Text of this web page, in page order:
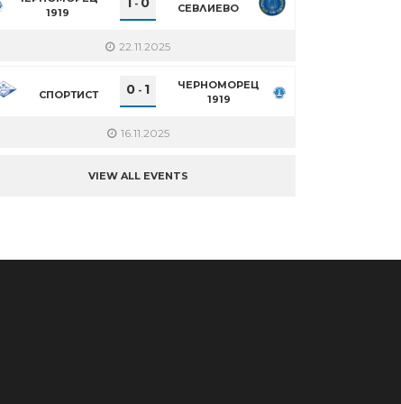
1919
- СЕВЛИЕВО
22.11.2025
СПОРТИСТ 0 - 1
ЧЕРНОМОРЕЦ
1919
16.11.2025
VIEW ALL EVENTS